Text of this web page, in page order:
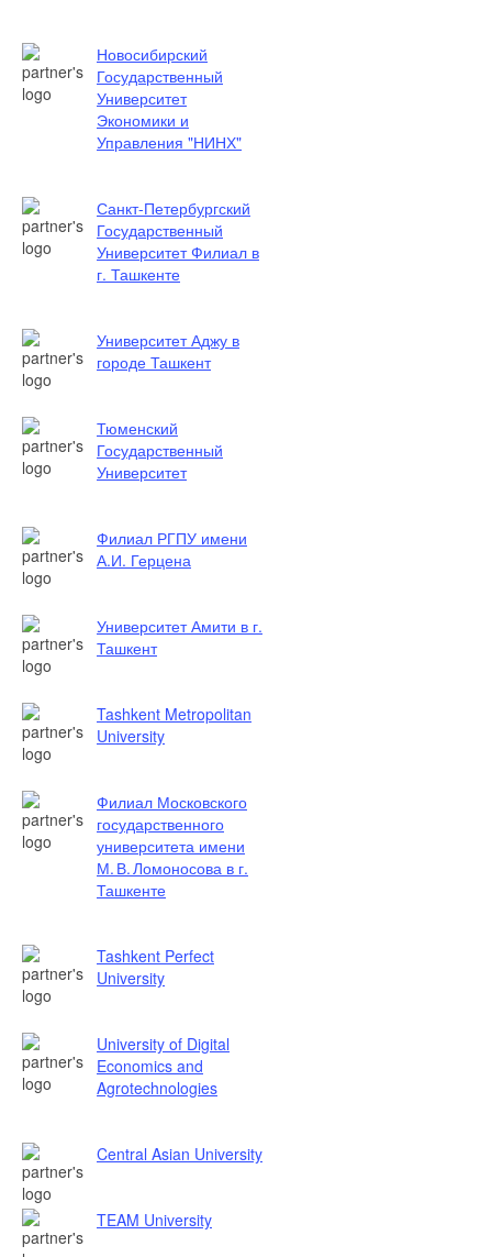
Новосибирский
Государственный
Университет
Экономики и
Управления "НИНХ"
Санкт-Петербургский
Государственный
Университет Филиал в
г. Ташкенте
Университет Аджу в
городе Ташкент
Тюменский
Государственный
Университет
Филиал РГПУ имени
А.И. Герцена
Университет Амити в г.
Ташкент
Tashkent Metropolitan
University
Филиал Московского
государственного
университета имени
М. В. Ломоносова в г.
Ташкенте
Tashkent Perfect
University
University of Digital
Economics and
Agrotechnologies
Central Asian University
TEAM University